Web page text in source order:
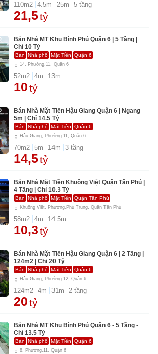
110m2 4.5m 25m 5 tầng
21,5tỷ
Bán Nhà MT Khu Bình Phú Quận 6 | 5 Tầng |
Chỉ 10 Tỷ
Bán Nhà phố Mặt Tiền Quận 6
14, Phường.11, Quận 6
52m2 4m 13m
10tỷ
Bán Nhà Mặt Tiền Hậu Giang Quận 6 | Ngang
5m | Chỉ 14.5 Tỷ
Bán Nhà phố Mặt Tiền Quận 6
Hậu Giang, Phường.11, Quận 6
70m2 5m 14m 3 tầng
14,5tỷ
Bán Nhà Mặt Tiền Khuông Việt Quận Tân Phú |
4 Tầng | Chỉ 10.3 Tỷ
Bán Nhà phố Mặt Tiền Quận Tân Phú
Khuông Việt, Phường.Phú Trung, Quận Tân Phú
58m2 4m 14.5m
10,3tỷ
Bán Nhà Mặt Tiền Hậu Giang Quận 6 | 2 Tầng |
124m2 | Chi 20 Tỷ
Bán Nhà phố Mặt Tiền Quận 6
Hậu Giang, Phường.12, Quận 6
124m2 4m 31m 2 tầng
20tỷ
Bán Nhà MT Khu Bình Phú Quận 6 - 5 Tầng -
Chỉ 13.5 Tỷ
Bán Nhà phố Mặt Tiền Quận 6
8, Phường.11, Quận 6